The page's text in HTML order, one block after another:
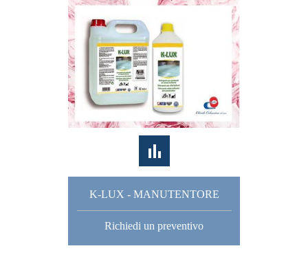
K-LUX - MANUTENTORE
Richiedi un preventivo